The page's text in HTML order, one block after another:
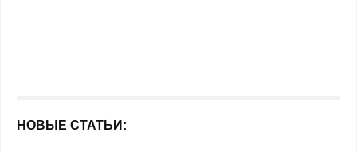
НОВЫЕ СТАТЬИ: